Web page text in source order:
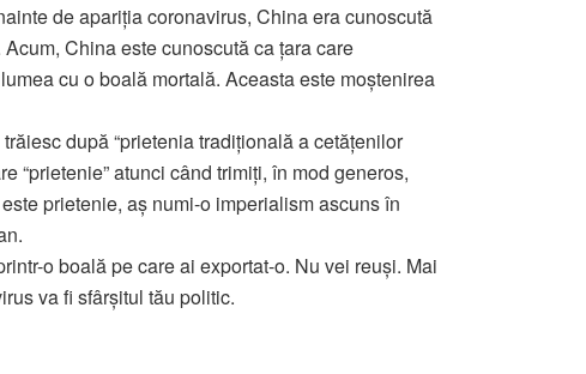
de apariția coronavirus, China era cunoscută
China este cunoscută ca țara care
cu o boală mortală. Aceasta este moștenirea
după “prietenia tradițională a cetățenilor
“prietenie” atunci când trimiți, în mod generos,
prietenie, aș numi-o imperialism ascuns în
o boală pe care ai exportat-o. Nu vei reuși. Mai
va fi sfârșitul tău politic.